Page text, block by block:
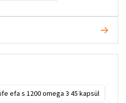
efa s 1200 omega 3 45 kapsül